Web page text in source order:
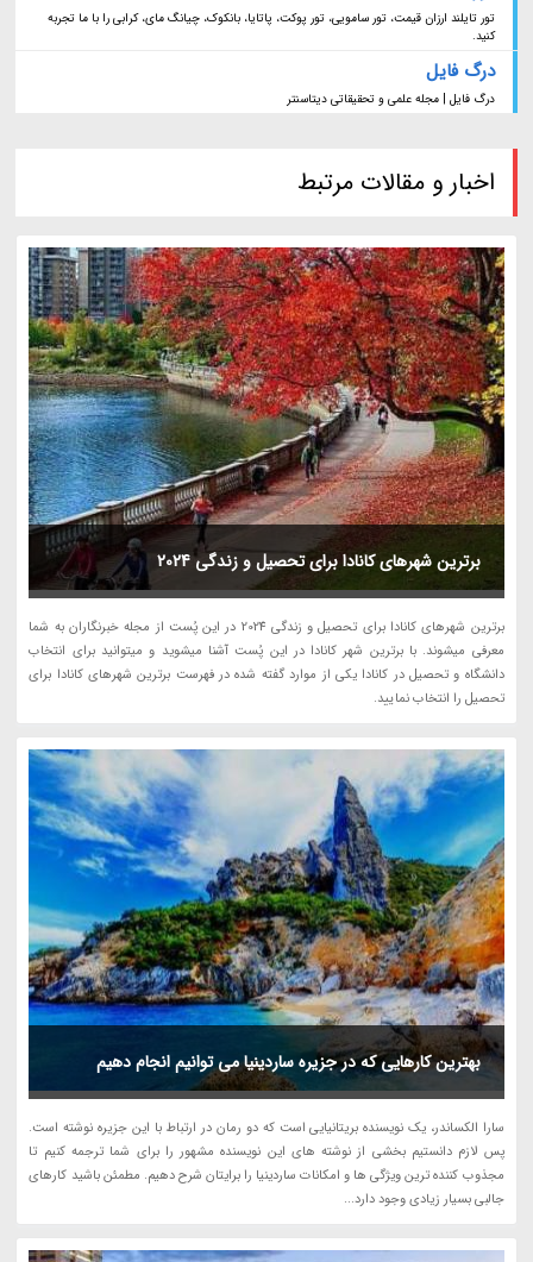
تور تایلند ارزان قیمت، تور سامویی، تور پوکت، پاتایا، بانکوک، چیانگ مای، کرابی را با ما تجربه
کنید.
درگ فایل
درگ فایل | مجله علمی و تحقیقاتی دیتاسنتر
اخبار و مقالات مرتبط
برترین شهرهای کانادا برای تحصیل و زندگی 2024
برترین شهرهای کانادا برای تحصیل و زندگی 2024 در این پُست از مجله خبرنگاران به شما
معرفی میشوند. با برترین شهر کانادا در این پُست آشنا میشوید و میتوانید برای انتخاب
دانشگاه و تحصیل در کانادا یکی از موارد گفته شده در فهرست برترین شهرهای کانادا برای
تحصیل را انتخاب نمایید.
بهترین کارهایی که در جزیره ساردینیا می توانیم انجام دهیم
سارا الکساندر، یک نویسنده بریتانیایی است که دو رمان در ارتباط با این جزیره نوشته است.
پس لازم دانستیم بخشی از نوشته های این نویسنده مشهور را برای شما ترجمه کنیم تا
مجذوب کننده ترین ویژگی ها و امکانات ساردینیا را برایتان شرح دهیم. مطمئن باشید کارهای
جالبی بسیار زیادی وجود دارد...